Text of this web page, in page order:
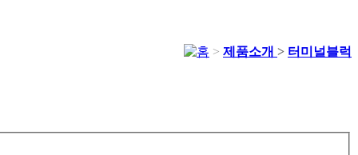
> 제품소개 > 터미널블럭